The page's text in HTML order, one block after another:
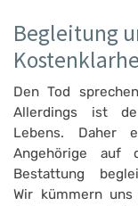
Begleitung
Den Tod
Allerdings ist
Lebens. Daher
Angehörige auf
Bestattung
Wir kümmern uns